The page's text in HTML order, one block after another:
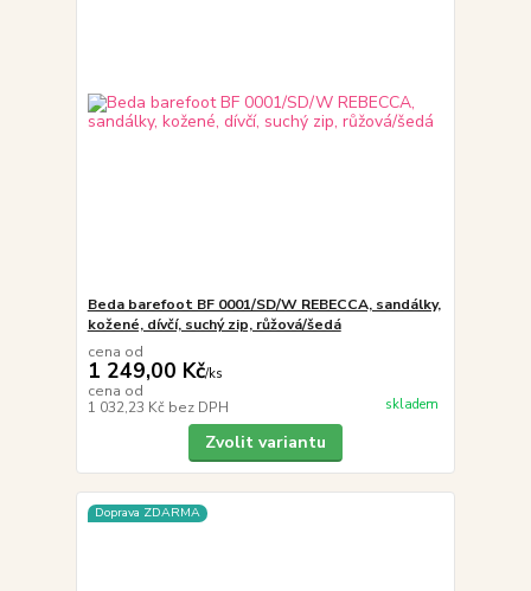
Beda barefoot BF 0001/SD/W REBECCA, sandálky,
kožené, dívčí, suchý zip, růžová/šedá
cena od
1 249,00 Kč/ks
cena od
1 032,23 Kč bez DPH skladem
Zvolit variantu
Doprava ZDARMA